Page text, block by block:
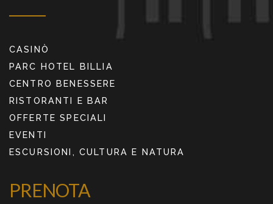
CASINÒ
PARC HOTEL BILLIA
CENTRO BENESSERE
RISTORANTI E BAR
OFFERTE SPECIALI
EVENTI
ESCURSIONI, CULTURA E NATURA
PRENOTA